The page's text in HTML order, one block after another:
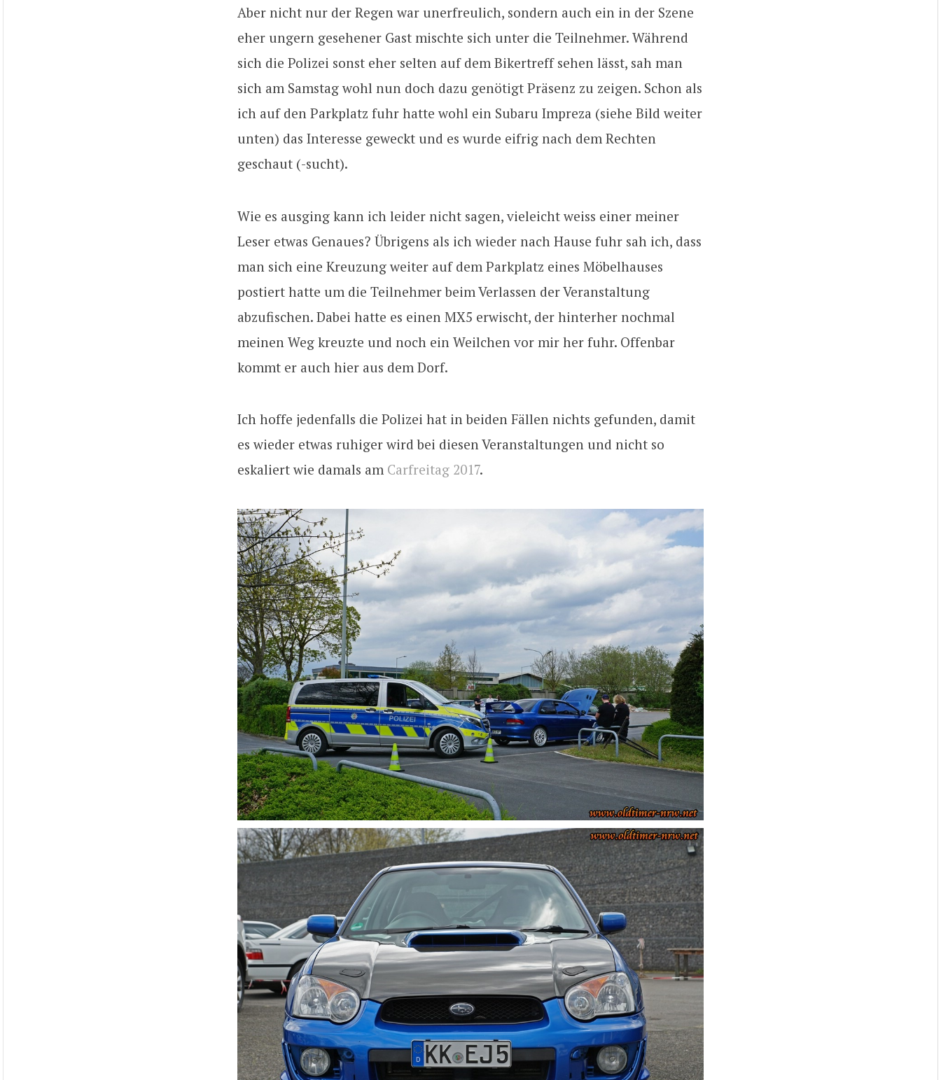
Aber nicht nur der Regen war unerfreulich, sondern auch ein in der Szene
eher ungern gesehener Gast mischte sich unter die Teilnehmer. Während
sich die Polizei sonst eher selten auf dem Bikertreff sehen lässt, sah man
sich am Samstag wohl nun doch dazu genötigt Präsenz zu zeigen. Schon als
ich auf den Parkplatz fuhr hatte wohl ein Subaru Impreza (siehe Bild weiter
unten) das Interesse geweckt und es wurde eifrig nach dem Rechten
geschaut (-sucht).
Wie es ausging kann ich leider nicht sagen, vieleicht weiss einer meiner
Leser etwas Genaues? Übrigens als ich wieder nach Hause fuhr sah ich, dass
man sich eine Kreuzung weiter auf dem Parkplatz eines Möbelhauses
postiert hatte um die Teilnehmer beim Verlassen der Veranstaltung
abzufischen. Dabei hatte es einen MX5 erwischt, der hinterher nochmal
meinen Weg kreuzte und noch ein Weilchen vor mir her fuhr. Offenbar
kommt er auch hier aus dem Dorf.
Ich hoffe jedenfalls die Polizei hat in beiden Fällen nichts gefunden, damit
es wieder etwas ruhiger wird bei diesen Veranstaltungen und nicht so
eskaliert wie damals am Carfreitag 2017.